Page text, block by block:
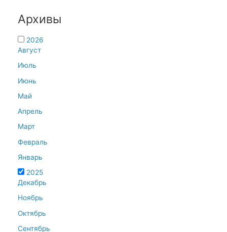
Архивы
2026
Август
Июль
Июнь
Май
Апрель
Март
Февраль
Январь
2025
Декабрь
Ноябрь
Октябрь
Сентябрь